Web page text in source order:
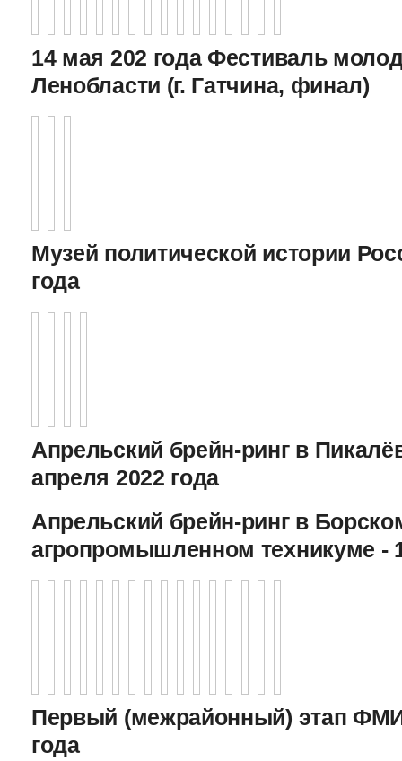
14 мая 202 года Фестиваль
Ленобласти (г. Гатчина, финал)
Музей политической истории
года
Апрельский брейн-ринг в
апреля 2022 года
Апрельский брейн-ринг в
агропромышленном техникуме -
Первый (межрайонный) этап
года